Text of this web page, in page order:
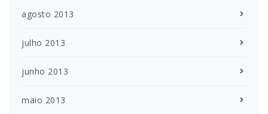
agosto 2013
julho 2013
junho 2013
maio 2013